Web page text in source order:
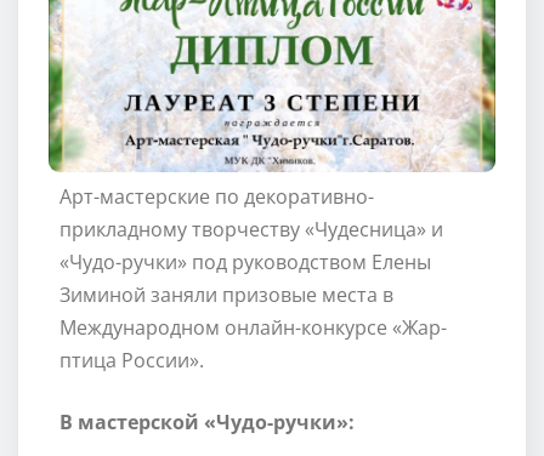
Арт-мастерские по декоративно-
прикладному творчеству «Чудесница» и
«Чудо-ручки» под руководством Елены
Зиминой заняли призовые места в
Международном онлайн-конкурсе «Жар-
птица России».
В мастерской «Чудо-ручки»: